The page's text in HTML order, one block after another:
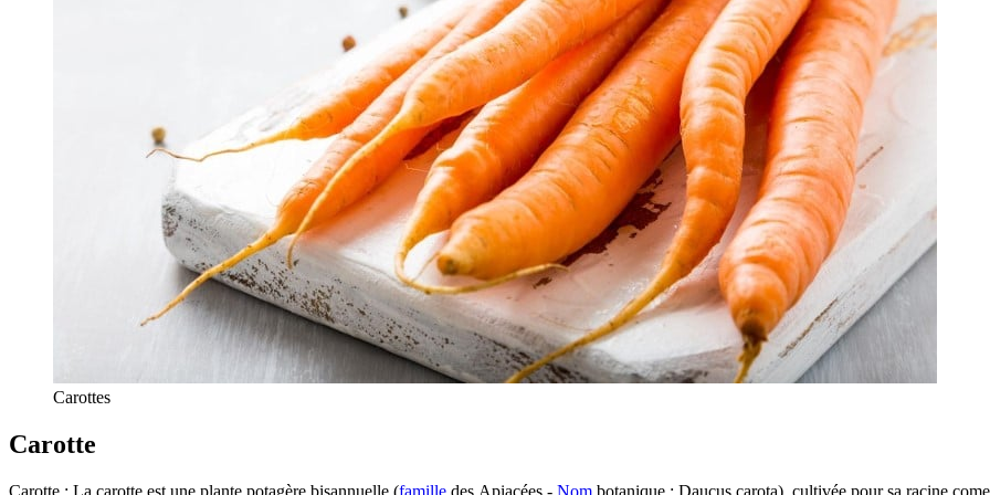
Carottes
Carotte
Carotte : La carotte est une plante potagère bisannuelle (famille des Apiacées - Nom botanique : Daucus carota), cultivée pour sa racine